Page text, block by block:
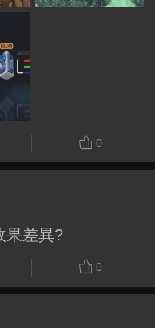
0
果差異?
0